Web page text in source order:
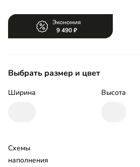
Экономия
9 490
Выбрать размер и цвет
Ширина Высота
Схемы
наполнения